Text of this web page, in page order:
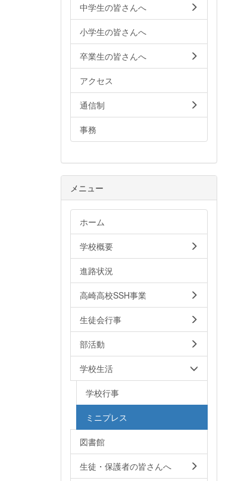
中学生の皆さんへ
小学生の皆さんへ
卒業生の皆さんへ
アクセス
通信制
事務
メニュー
ホーム
学校概要
進路状況
高崎高校SSH事業
生徒会行事
部活動
学校生活
学校行事
ミニプレス
図書館
生徒・保護者の皆さんへ